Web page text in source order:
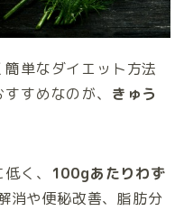
簡単なダイエット方法
すめなのが、 きゅう
く、
100gあたりわず
消や便秘改善、脂肪分